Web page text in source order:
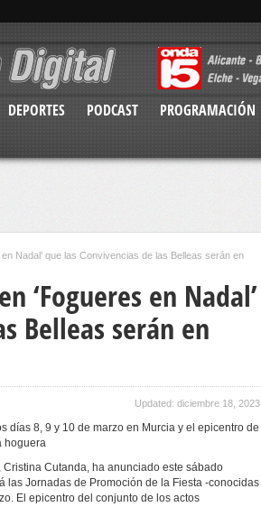
DEPORTES PODCAST PROGRAMACIÓN
Nadal’ que las Convivencias de las Belleas serán en
‘Fogueres en Nadal’
Belleas serán en
Updated: diciembre 18, 2023
días 8, 9 y 10 de marzo en Murcia y el epicentro de
hoguera
Cristina Cutanda, ha anunciado este sábado
las Jornadas de Promoción de la Fiesta -conocidas
El epicentro del conjunto de los actos